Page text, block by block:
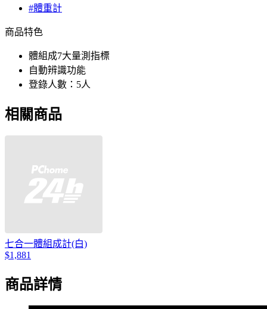
#體重計
商品特色
體組成7大量測指標
自動辨識功能
登錄人數：5人
相關商品
七合一體組成計(白)
$1,881
商品詳情